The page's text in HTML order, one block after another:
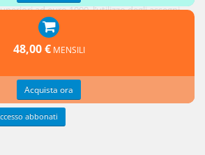
ad euro 1000, l’utilizzo degli assegni
non trasferibili o dei bonifici bancari.
al
48,00 € MENSILI
Acquista ora
abbonati